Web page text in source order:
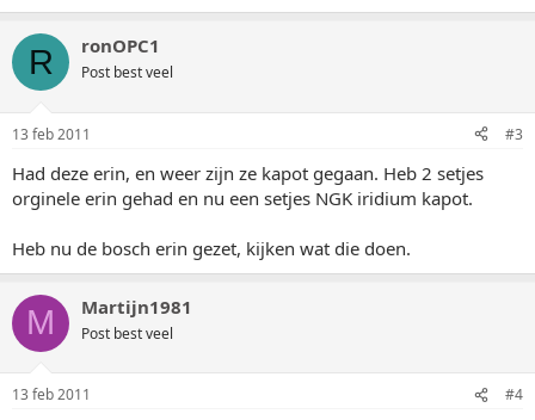
R ronOPC1
Post best veel
13 feb 2011 #3
Had deze erin, en weer zijn ze kapot gegaan. Heb 2 setjes
orginele erin gehad en nu een setjes NGK iridium kapot.
Heb nu de bosch erin gezet, kijken wat die doen.
M Martijn1981
Post best veel
13 feb 2011 #4